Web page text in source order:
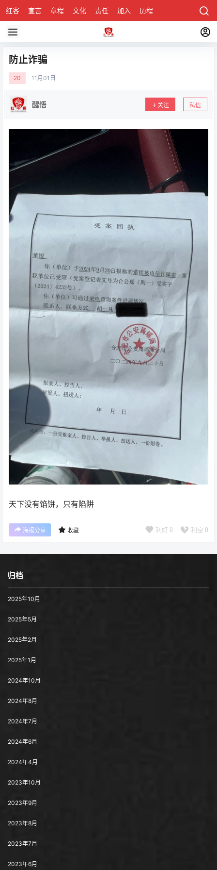
红客 宣言 章程 文化 责任 加入 历程 关于
防止诈骗
20 11月 01日
醒悟 关注 私信
天下没有馅饼，只有陷阱
海报分享 收藏 利好 0 利空 0
归档
2025年10月
2025年5月
2025年2月
2025年1月
2024年10月
2024年8月
2024年7月
2024年6月
2024年4月
2023年10月
2023年9月
2023年8月
2023年7月
2023年6月